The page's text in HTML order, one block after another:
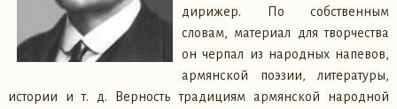
дирижер. По собственным
словам, материал для творчества
он черпал из народных напевов,
армянской поэзии, литературы,
истории и т. д. Верность традициям армянской народной